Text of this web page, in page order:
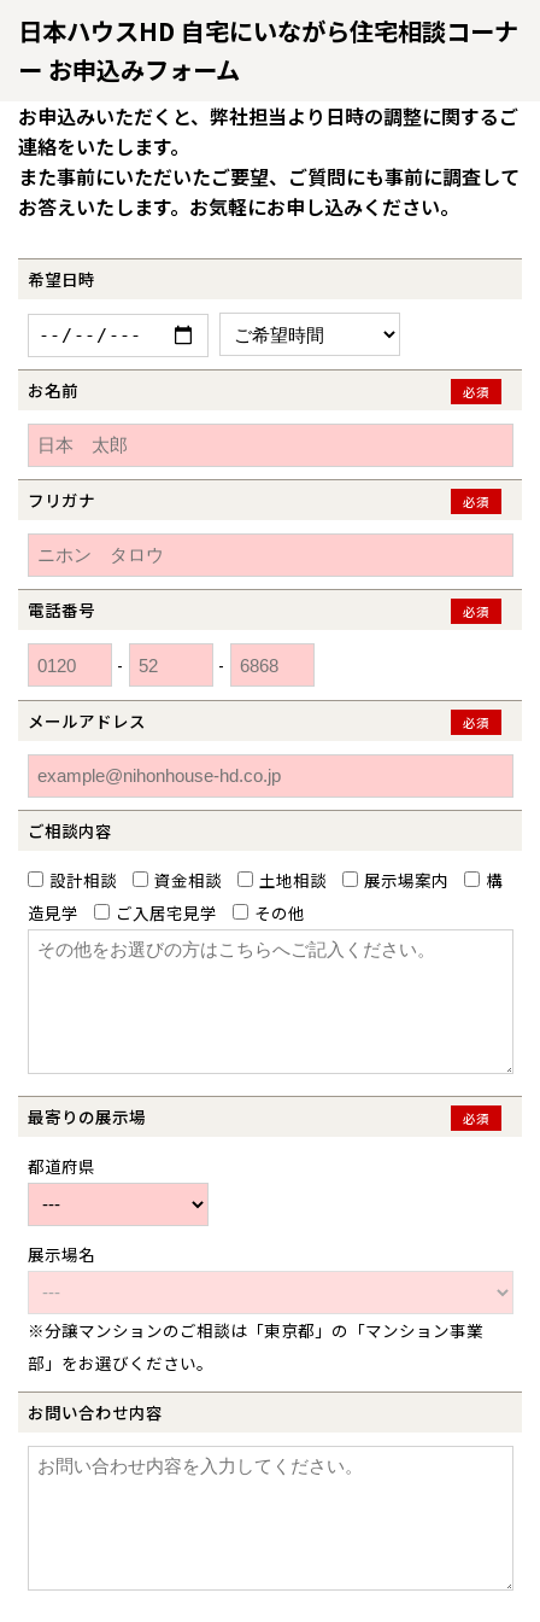
日本ハウスHD 自宅にいながら住宅相談コーナ
ー お申込みフォーム
お申込みいただくと、弊社担当より日時の調整に関するご
連絡をいたします。
また事前にいただいたご要望、ご質問にも事前に調査して
お答えいたします。お気軽にお申し込みください。
希望日時
お名前 必須
フリガナ 必須
電話番号 必須
- -
メールアドレス 必須
ご相談内容
設計相談 資金相談 土地相談 展示場案内
構
造見学
ご入居宅見学 その他
最寄りの展示場 必須
都道府県
展示場名
※分譲マンションのご相談は「東京都」の「マンション事業
部」をお選びください。
お問い合わせ内容
全国の展示場
北海道
札幌
道央
道南
道東
東北
青森
岩手
山形
宮城
福島
甲信越・北陸
山梨
長野
富山
石川
福井
東京
神奈川
埼玉
千葉
茨城
東海
愛知
岐阜
静岡
三重
近畿
大阪
京都
兵庫
和歌山
中国・四国
岡山
香川
島根
広島
山口
高知
九州
福岡
大分
宮崎
鹿児島
沖縄
分譲マンション
お近くのイベント
北海道
札幌
小樽
道央
苫小牧千歳
道北
道南
函館
道東
帯広
釧路
東北
青森県
青森
秋田県
秋田
岩手県
盛岡
山形県
山形
宮城県
仙台
福島県
郡山
福島
いわき
会津
甲信越・北陸
新潟県
長岡
山梨県
甲府
長野県
長野
松本
富山県
石川県
金沢
福井県
福井
東京都
世田谷
神奈川県
横浜
湘南
相模
所沢
千葉県
千葉
柏
小山
東海
豊橋
岐阜県
静岡県
静岡
三重県
四日市
近畿
大阪府
大阪
兵庫県
姫路
奈良県
奈良
中国・四国
岡山県
岡山
香川県
高松
愛媛県
松山
九州
福岡県
福岡
大分県
大分
宮崎県
鹿児島県
鹿児島